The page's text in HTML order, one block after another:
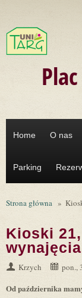
Home O nas
Parking
Strona główna »
Kioski
wynajęcia
Krzych pon.,
Od października